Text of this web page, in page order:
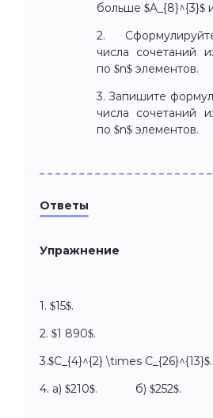
больше $A_{8}^{3}$
2.
числа сочетаний
по $n$ элементов.
3. Запишите
числа сочетаний
по $n$ элементов.
Ответы
Упражнение
1. $15$.
2. $1 890$.
3.$C_{4}^{2} \times C_{26}^{13}$.
4. а) $210$. б) $252$.